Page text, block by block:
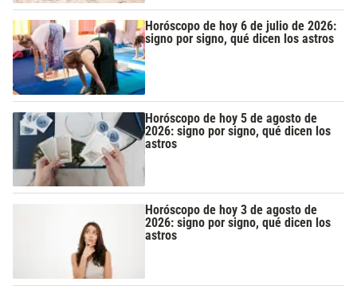
Horóscopo de hoy 6 de julio de 2026:
signo por signo, qué dicen los astros
Horóscopo de hoy 5 de agosto de
2026: signo por signo, qué dicen los
astros
Horóscopo de hoy 3 de agosto de
2026: signo por signo, qué dicen los
astros